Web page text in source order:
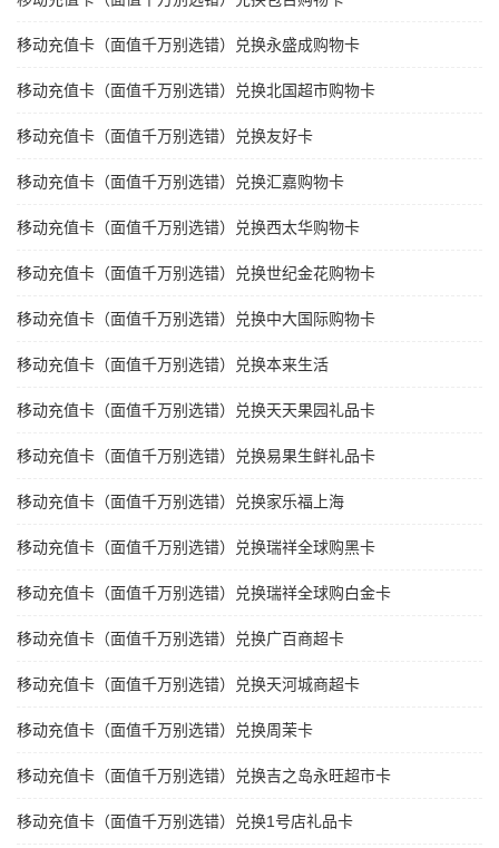
移动充值卡（面值千万别选错）兑换永盛成购物卡
移动充值卡（面值千万别选错）兑换北国超市购物卡
移动充值卡（面值千万别选错）兑换友好卡
移动充值卡（面值千万别选错）兑换汇嘉购物卡
移动充值卡（面值千万别选错）兑换西太华购物卡
移动充值卡（面值千万别选错）兑换世纪金花购物卡
移动充值卡（面值千万别选错）兑换中大国际购物卡
移动充值卡（面值千万别选错）兑换本来生活
移动充值卡（面值千万别选错）兑换天天果园礼品卡
移动充值卡（面值千万别选错）兑换易果生鲜礼品卡
移动充值卡（面值千万别选错）兑换家乐福上海
移动充值卡（面值千万别选错）兑换瑞祥全球购黑卡
移动充值卡（面值千万别选错）兑换瑞祥全球购白金卡
移动充值卡（面值千万别选错）兑换广百商超卡
移动充值卡（面值千万别选错）兑换天河城商超卡
移动充值卡（面值千万别选错）兑换周茉卡
移动充值卡（面值千万别选错）兑换吉之岛永旺超市卡
移动充值卡（面值千万别选错）兑换1号店礼品卡